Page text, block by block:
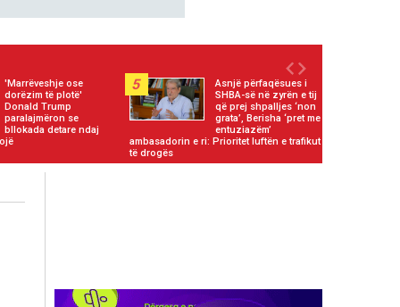
'Marrëveshje ose
dorëzim të plotë'
Donald Trump
paralajmëron se
bllokada detare ndaj
5
Asnjë përfaqësues i
SHBA-së në zyrën e tij
që prej shpalljes ‘non
grata’, Berisha ‘pret me
entuziazëm’
ambasadorin e ri: Prioritet luftën e trafikut
të drogës